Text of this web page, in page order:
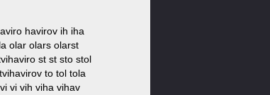
havirov ih iha
olar olars olarst
st st sto stol
to tol tola
vi vih viha vihav